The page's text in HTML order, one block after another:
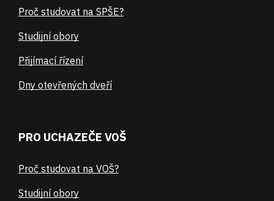
Proč studovat na SPŠE?
Studijní obory
Přijímací řízení
Dny otevřených dveří
PRO UCHAZEČE VOŠ
Proč studovat na VOŠ?
Studijní obory